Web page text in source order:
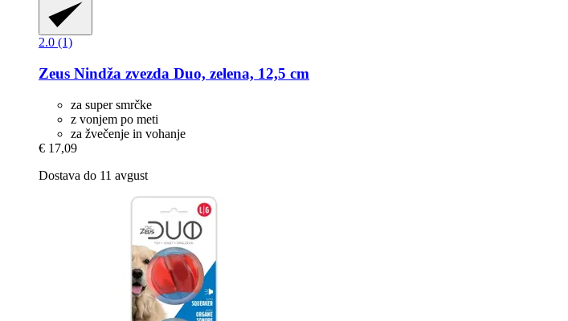
2.0 (1)
Zeus Nindža zvezda Duo, zelena, 12,5 cm
za super smrčke
z vonjem po meti
za žvečenje in vohanje
€ 17,09
Dostava do 11 avgust